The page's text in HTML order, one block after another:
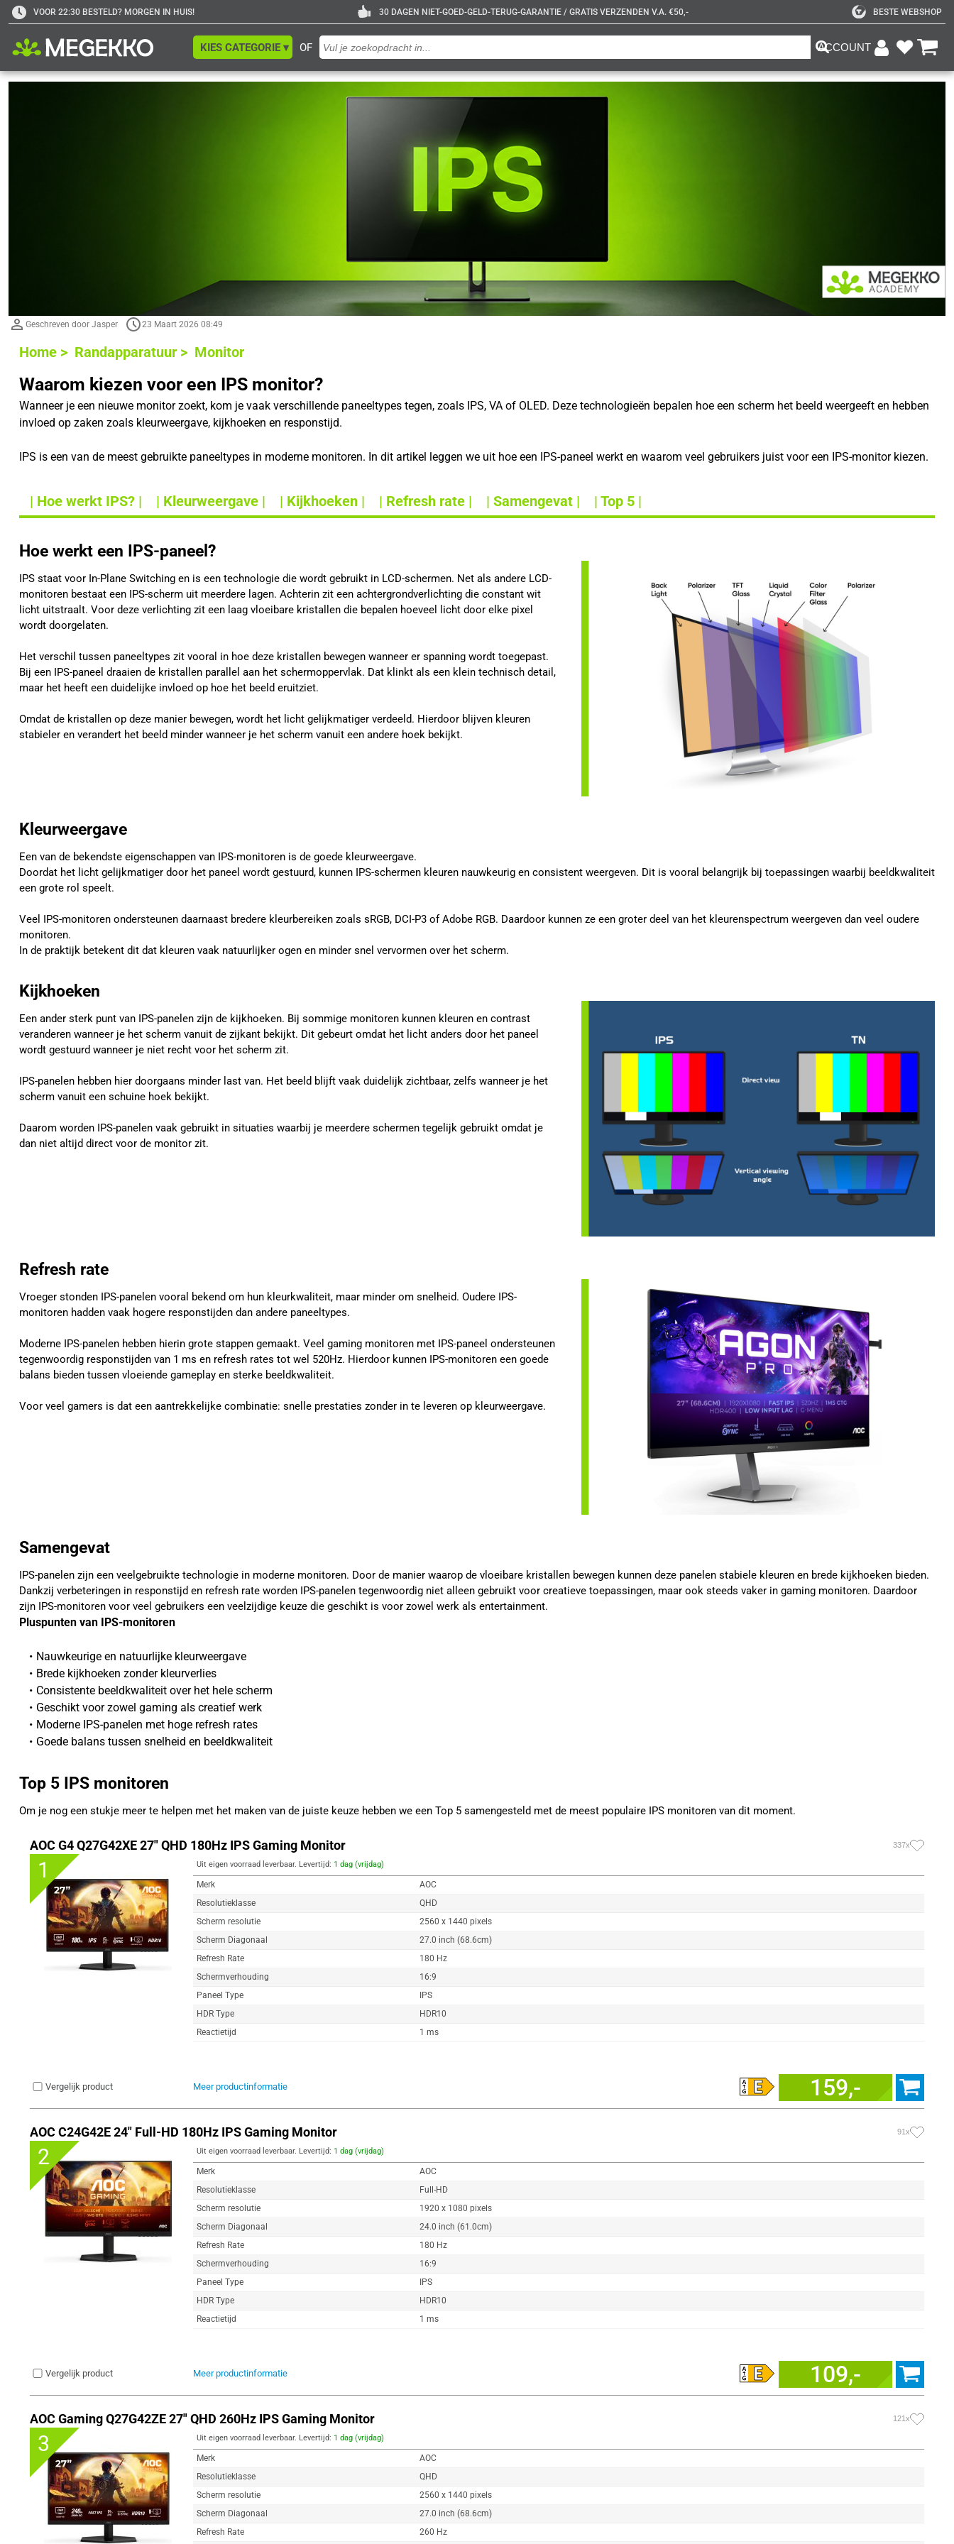
VOOR 22:30 BESTELD? MORGEN IN HUIS! 30 DAGEN NIET-GOED-GELD-TERUG-GARANTIE / GRATIS VERZENDEN V.A. €50,- BESTE WEBSHOP
OF
KIES CATEGORIE ▾ ACCOUNT
Geschreven door Jasper 23 Maart 2026 08:49
Home > Randapparatuur > Monitor
Waarom kiezen voor een IPS monitor?
Wanneer je een nieuwe monitor zoekt, kom je vaak verschillende paneeltypes tegen, zoals IPS, VA of OLED. Deze technologieën bepalen hoe een scherm het beeld weergeeft en hebben
invloed op zaken zoals kleurweergave, kijkhoeken en responstijd.
IPS is een van de meest gebruikte paneeltypes in moderne monitoren. In dit artikel leggen we uit hoe een IPS-paneel werkt en waarom veel gebruikers juist voor een IPS-monitor kiezen.
| Hoe werkt IPS? | | Kleurweergave | | Kijkhoeken | | Refresh rate | | Samengevat | | Top 5 |
Hoe werkt een IPS-paneel?
IPS staat voor In-Plane Switching en is een technologie die wordt gebruikt in LCD-schermen. Net als andere LCD-
monitoren bestaat een IPS-scherm uit meerdere lagen. Achterin zit een achtergrondverlichting die constant wit
licht uitstraalt. Voor deze verlichting zit een laag vloeibare kristallen die bepalen hoeveel licht door elke pixel
wordt doorgelaten.
Het verschil tussen paneeltypes zit vooral in hoe deze kristallen bewegen wanneer er spanning wordt toegepast.
Bij een IPS-paneel draaien de kristallen parallel aan het schermoppervlak. Dat klinkt als een klein technisch detail,
maar het heeft een duidelijke invloed op hoe het beeld eruitziet.
Omdat de kristallen op deze manier bewegen, wordt het licht gelijkmatiger verdeeld. Hierdoor blijven kleuren
stabieler en verandert het beeld minder wanneer je het scherm vanuit een andere hoek bekijkt.
Kleurweergave
Een van de bekendste eigenschappen van IPS-monitoren is de goede kleurweergave.
Doordat het licht gelijkmatiger door het paneel wordt gestuurd, kunnen IPS-schermen kleuren nauwkeurig en consistent weergeven. Dit is vooral belangrijk bij toepassingen waarbij beeldkwaliteit
een grote rol speelt.
Veel IPS-monitoren ondersteunen daarnaast bredere kleurbereiken zoals sRGB, DCI-P3 of Adobe RGB. Daardoor kunnen ze een groter deel van het kleurenspectrum weergeven dan veel oudere
monitoren.
In de praktijk betekent dit dat kleuren vaak natuurlijker ogen en minder snel vervormen over het scherm.
Kijkhoeken
Een ander sterk punt van IPS-panelen zijn de kijkhoeken. Bij sommige monitoren kunnen kleuren en contrast
veranderen wanneer je het scherm vanuit de zijkant bekijkt. Dit gebeurt omdat het licht anders door het paneel
wordt gestuurd wanneer je niet recht voor het scherm zit.
IPS-panelen hebben hier doorgaans minder last van. Het beeld blijft vaak duidelijk zichtbaar, zelfs wanneer je het
scherm vanuit een schuine hoek bekijkt.
Daarom worden IPS-panelen vaak gebruikt in situaties waarbij je meerdere schermen tegelijk gebruikt omdat je
dan niet altijd direct voor de monitor zit.
Refresh rate
Vroeger stonden IPS-panelen vooral bekend om hun kleurkwaliteit, maar minder om snelheid. Oudere IPS-
monitoren hadden vaak hogere responstijden dan andere paneeltypes.
Moderne IPS-panelen hebben hierin grote stappen gemaakt. Veel gaming monitoren met IPS-paneel ondersteunen
tegenwoordig responstijden van 1 ms en refresh rates tot wel 520Hz. Hierdoor kunnen IPS-monitoren een goede
balans bieden tussen vloeiende gameplay en sterke beeldkwaliteit.
Voor veel gamers is dat een aantrekkelijke combinatie: snelle prestaties zonder in te leveren op kleurweergave.
Samengevat
IPS-panelen zijn een veelgebruikte technologie in moderne monitoren. Door de manier waarop de vloeibare kristallen bewegen kunnen deze panelen stabiele kleuren en brede kijkhoeken bieden.
Dankzij verbeteringen in responstijd en refresh rate worden IPS-panelen tegenwoordig niet alleen gebruikt voor creatieve toepassingen, maar ook steeds vaker in gaming monitoren. Daardoor
zijn IPS-monitoren voor veel gebruikers een veelzijdige keuze die geschikt is voor zowel werk als entertainment.
Pluspunten van IPS-monitoren
Nauwkeurige en natuurlijke kleurweergave
Brede kijkhoeken zonder kleurverlies
Consistente beeldkwaliteit over het hele scherm
Geschikt voor zowel gaming als creatief werk
Moderne IPS-panelen met hoge refresh rates
Goede balans tussen snelheid en beeldkwaliteit
Top 5 IPS monitoren
Om je nog een stukje meer te helpen met het maken van de juiste keuze hebben we een Top 5 samengesteld met de meest populaire IPS monitoren van dit moment.
AOC G4 Q27G42XE 27" QHD 180Hz IPS Gaming Monitor 337x
1 Uit eigen voorraad leverbaar. Levertijd: 1 dag (vrijdag)
Merk
AOC
Resolutieklasse
QHD
Scherm resolutie
2560 x 1440 pixels
Scherm Diagonaal
27.0 inch (68.6cm)
Refresh Rate
180 Hz
Schermverhouding
16:9
Paneel Type
IPS
HDR Type
HDR10
Reactietijd
1 ms
Vergelijk product Meer productinformatie 159,-
AOC C24G42E 24" Full-HD 180Hz IPS Gaming Monitor 91x
2 Uit eigen voorraad leverbaar. Levertijd: 1 dag (vrijdag)
Merk
AOC
Resolutieklasse
Full-HD
Scherm resolutie
1920 x 1080 pixels
Scherm Diagonaal
24.0 inch (61.0cm)
Refresh Rate
180 Hz
Schermverhouding
16:9
Paneel Type
IPS
HDR Type
HDR10
Reactietijd
1 ms
Vergelijk product Meer productinformatie 109,-
AOC Gaming Q27G42ZE 27" QHD 260Hz IPS Gaming Monitor 121x
3 Uit eigen voorraad leverbaar. Levertijd: 1 dag (vrijdag)
Merk
AOC
Resolutieklasse
QHD
Scherm resolutie
2560 x 1440 pixels
Scherm Diagonaal
27.0 inch (68.6cm)
Refresh Rate
260 Hz